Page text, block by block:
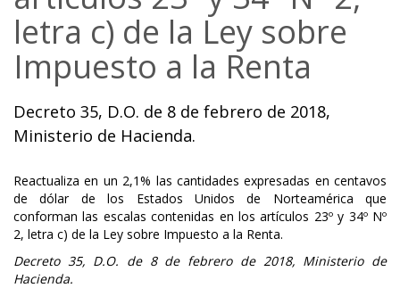
letra c) de la Ley sobre
Impuesto a la Renta
Decreto 35, D.O. de 8 de febrero de 2018,
Ministerio de Hacienda.
Reactualiza en un 2,1% las cantidades expresadas en centavos
de dólar de los Estados Unidos de Norteamérica que
conforman las escalas contenidas en los artículos 23º y 34º Nº
2, letra c) de la Ley sobre Impuesto a la Renta.
Decreto 35, D.O. de 8 de febrero de 2018, Ministerio de
Hacienda.